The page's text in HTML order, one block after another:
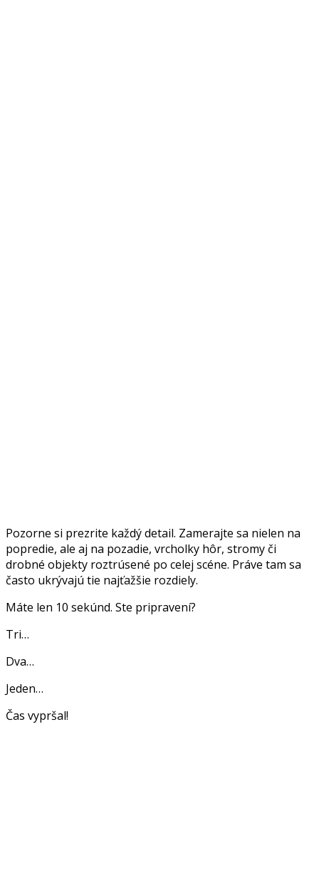
Pozorne si prezrite každý detail. Zamerajte sa nielen na
popredie, ale aj na pozadie, vrcholky hôr, stromy či
drobné objekty roztrúsené po celej scéne. Práve tam sa
často ukrývajú tie najťažšie rozdiely.
Máte len 10 sekúnd. Ste pripravení?
Tri…
Dva…
Jeden…
Čas vypršal!